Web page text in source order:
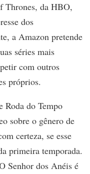
Thrones, da HBO,
dos
a Amazon pretende
séries mais
com outros
próprios.
Roda do Tempo
sobre o gênero de
certeza, se esse
primeira temporada.
Senhor dos Anéis é